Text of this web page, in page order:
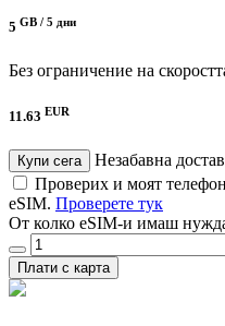
5 GB / 5 дни
Без ограничение на
11.63 EUR
Купи сега
Незабавна
Проверих и моят
eSIM. Проверете тук
От колко eSIM-и имаш
Плати с карта